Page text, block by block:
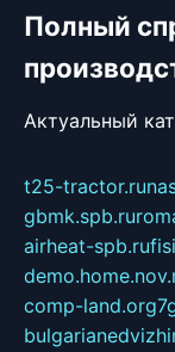
Полный
Актуальный
t25-tractor.ru
gbmk.spb.ru
airheat-spb.ru
comp-land.org